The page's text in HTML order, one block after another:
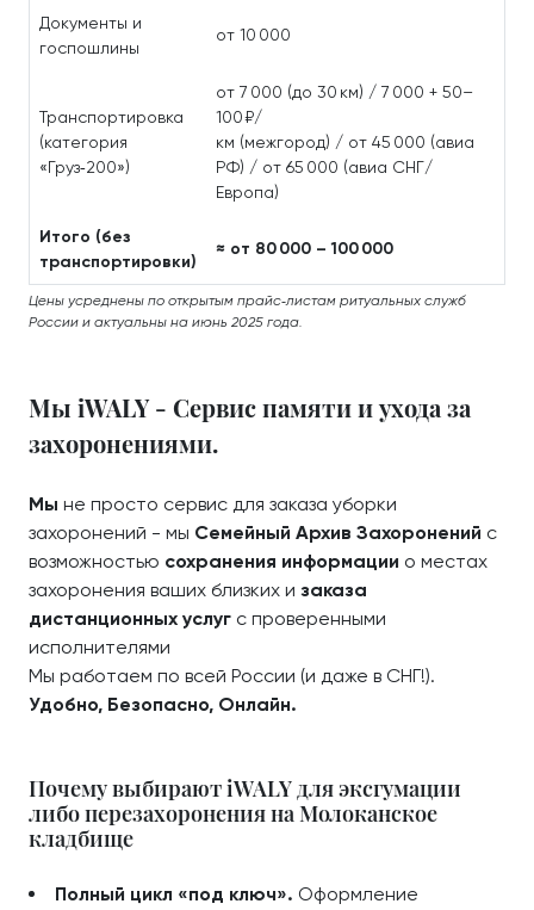
Документы и
госпошлины
от 10 000
Транспортировка
(категория
«Груз‑200»)
от 7 000 (до 30 км) / 7 000 + 50–
100 ₽/
км (межгород) / от 45 000 (авиа
РФ) / от 65 000 (авиа СНГ/
Европа)
Итого (без
транспортировки)
≈ от 80 000 – 100 000
Цены усреднены по открытым прайс‑листам ритуальных служб
России и актуальны на июнь 2025 года.
Мы iWALY - Сервис памяти и ухода за
захоронениями.
Мы не просто сервис для заказа уборки
захоронений - мы Семейный Архив Захоронений с
возможностью сохранения информации о местах
захоронения ваших близких и заказа
дистанционных услуг с проверенными
исполнителями
Мы работаем по всей России (и даже в СНГ!).
Удобно, Безопасно, Онлайн.
Почему выбирают iWALY для эксгумации
либо перезахоронения на Молоканское
кладбище
Полный цикл «под ключ». Оформление